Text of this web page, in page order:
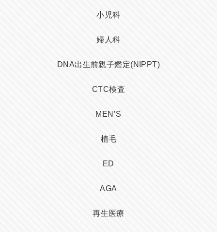
小児科
婦人科
DNA出生前親子鑑定(NIPPT)
CTC検査
MEN’S
植毛
ED
AGA
再生医療